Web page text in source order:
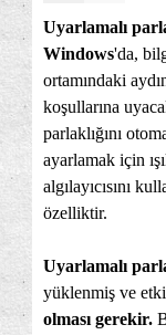
Uyarlamalı
Windows'da,
ortamındaki
koşullarına
parlaklığını
ayarlamak için
algılayıcısını
özelliktir.
Uyarlamalı
yüklenmiş ve
olması gerekir.